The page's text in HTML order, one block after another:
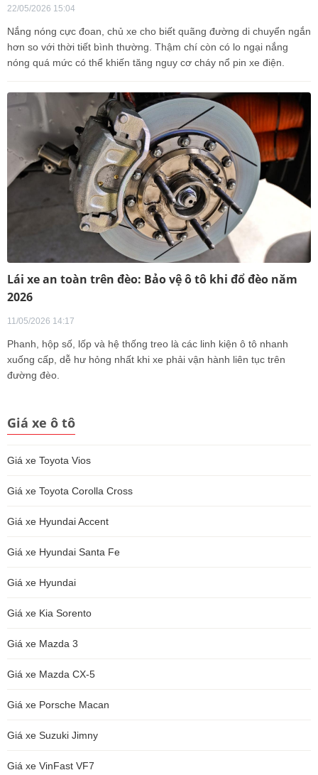
22/05/2026 15:04
Nắng nóng cực đoan, chủ xe cho biết quãng đường di chuyển ngắn
hơn so với thời tiết bình thường. Thậm chí còn có lo ngại nắng
nóng quá mức có thể khiến tăng nguy cơ cháy nổ pin xe điện.
Lái xe an toàn trên đèo: Bảo vệ ô tô khi đổ đèo năm
2026
11/05/2026 14:17
Phanh, hộp số, lốp và hệ thống treo là các linh kiện ô tô nhanh
xuống cấp, dễ hư hỏng nhất khi xe phải vận hành liên tục trên
đường đèo.
Giá xe ô tô
Giá xe Toyota Vios
Giá xe Toyota Corolla Cross
Giá xe Hyundai Accent
Giá xe Hyundai Santa Fe
Giá xe Hyundai
Giá xe Kia Sorento
Giá xe Mazda 3
Giá xe Mazda CX-5
Giá xe Porsche Macan
Giá xe Suzuki Jimny
Giá xe VinFast VF7